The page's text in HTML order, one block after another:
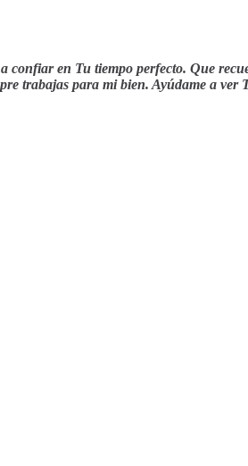
confiar en Tu tiempo perfecto. Que
trabajas para mi bien. Ayúdame a